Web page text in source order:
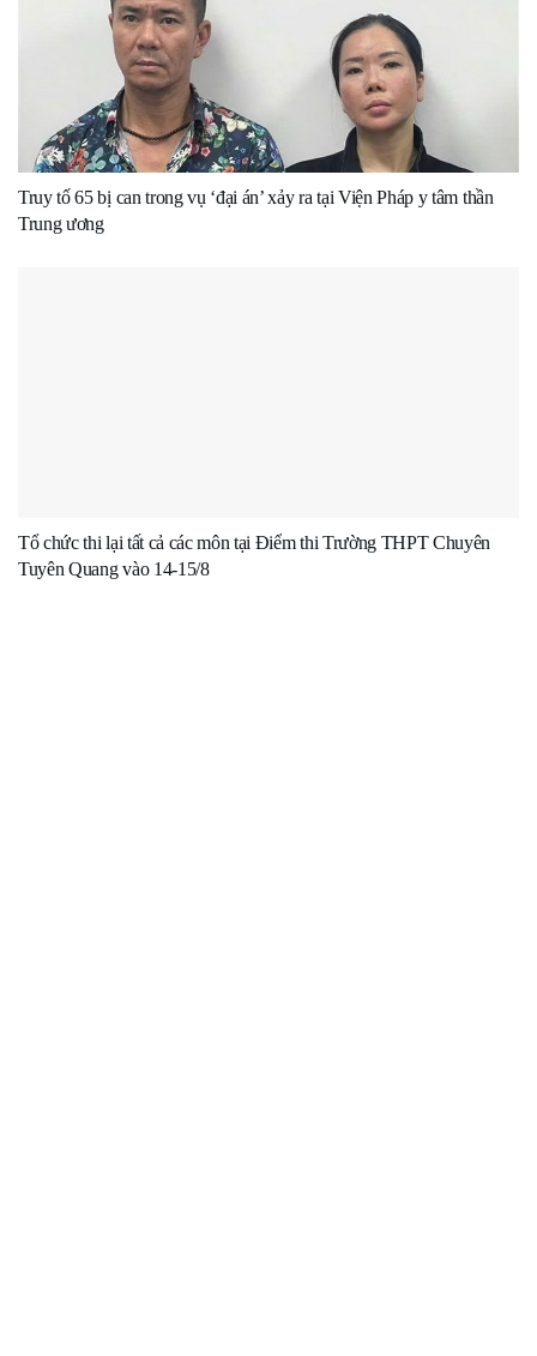
Truy tố 65 bị can trong vụ ‘đại án’ xảy ra tại Viện Pháp y tâm thần
Trung ương
Tổ chức thi lại tất cả các môn tại Điểm thi Trường THPT Chuyên
Tuyên Quang vào 14-15/8